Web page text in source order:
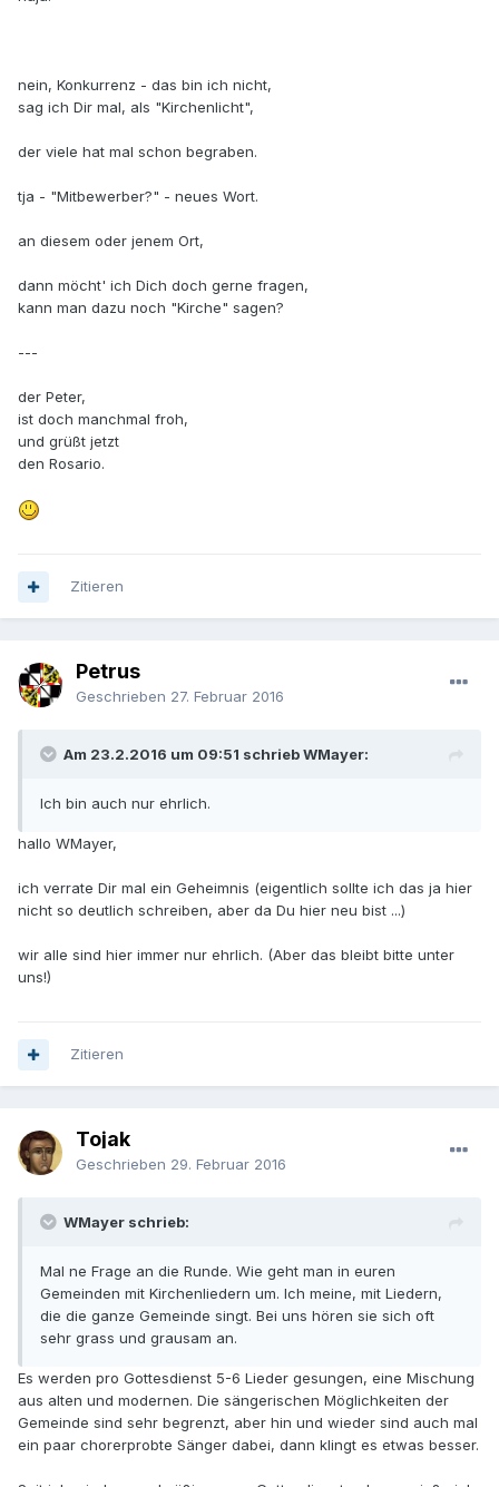
nein, Konkurrenz - das bin ich nicht,
sag ich Dir mal, als "Kirchenlicht",
der viele hat mal schon begraben.
tja - "Mitbewerber?" - neues Wort.
an diesem oder jenem Ort,
dann möcht' ich Dich doch gerne fragen,
kann man dazu noch "Kirche" sagen?
---
der Peter,
ist doch manchmal froh,
und grüßt jetzt
den Rosario.
Zitieren
Petrus
Geschrieben 27. Februar 2016
Am 23.2.2016 um 09:51 schrieb WMayer:
Ich bin auch nur ehrlich.
hallo WMayer,
ich verrate Dir mal ein Geheimnis (eigentlich sollte ich das ja hier
nicht so deutlich schreiben, aber da Du hier neu bist ...)
wir alle sind hier immer nur ehrlich. (Aber das bleibt bitte unter
uns!)
Zitieren
Tojak
Geschrieben 29. Februar 2016
WMayer schrieb:
Mal ne Frage an die Runde. Wie geht man in euren
Gemeinden mit Kirchenliedern um. Ich meine, mit Liedern,
die die ganze Gemeinde singt. Bei uns hören sie sich oft
sehr grass und grausam an.
Es werden pro Gottesdienst 5-6 Lieder gesungen, eine Mischung
aus alten und modernen. Die sängerischen Möglichkeiten der
Gemeinde sind sehr begrenzt, aber hin und wieder sind auch mal
ein paar chorerprobte Sänger dabei, dann klingt es etwas besser.